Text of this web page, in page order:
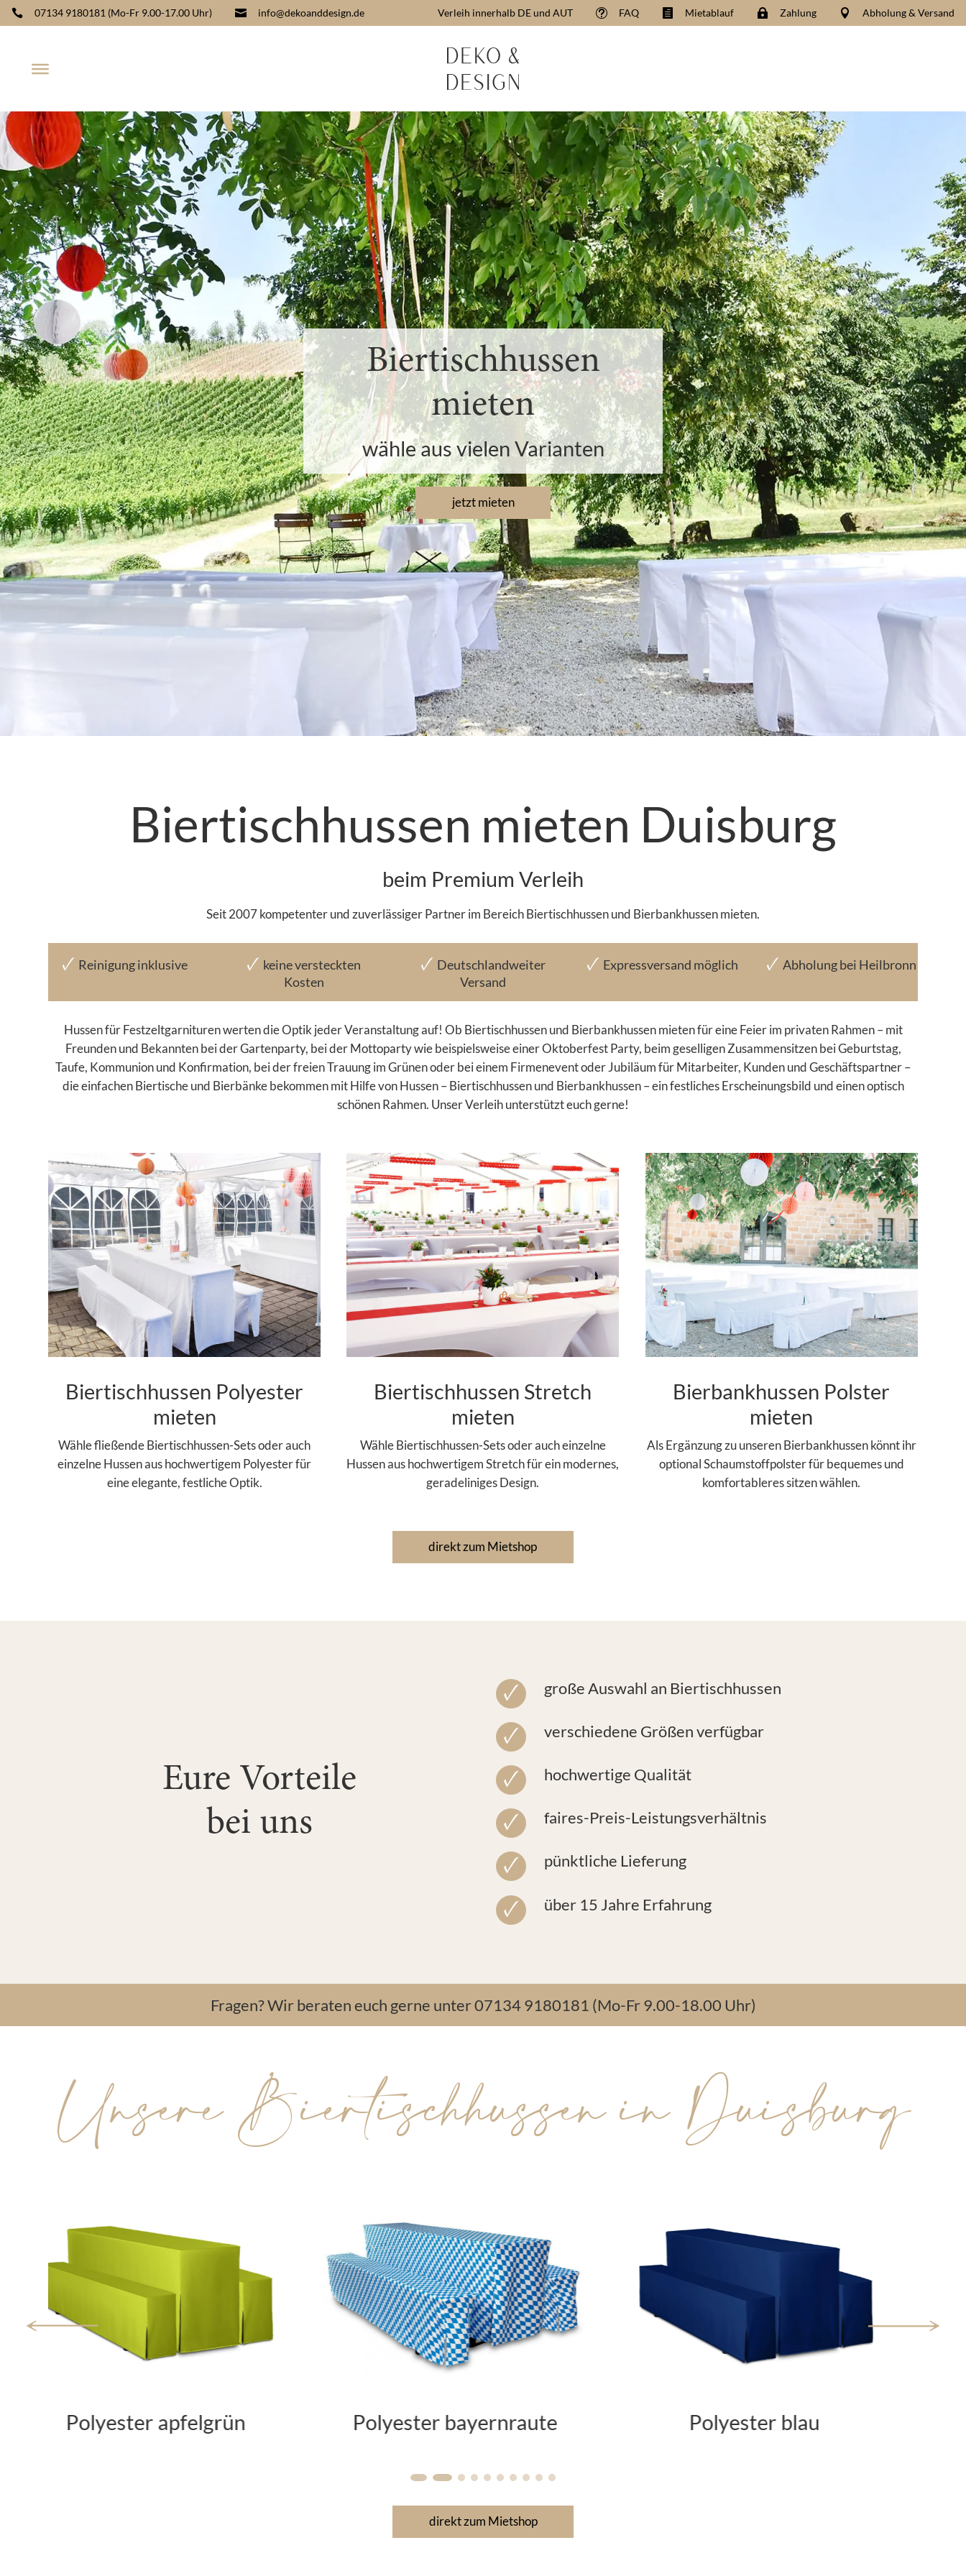
 07134 9180181 (Mo-Fr 9.00-17.00 Uhr)  info@dekoanddesign.de Verleih innerhalb DE und AUT t FAQ  Mietablauf  Zahlung  Abholung & Versand
Biertischhussen
mieten
wähle aus vielen Varianten
jetzt mieten
Biertischhussen mieten Duisburg
beim Premium Verleih
Seit 2007 kompetenter und zuverlässiger Partner im Bereich Biertischhussen und Bierbankhussen mieten.
Reinigung inklusive
keine versteckten
Kosten
Deutschlandweiter
Versand
Expressversand möglich Abholung bei Heilbronn
Hussen für Festzeltgarnituren werten die Optik jeder Veranstaltung auf! Ob Biertischhussen und Bierbankhussen mieten für eine Feier im privaten Rahmen – mit
Freunden und Bekannten bei der Gartenparty, bei der Mottoparty wie beispielsweise einer Oktoberfest Party, beim geselligen Zusammensitzen bei Geburtstag,
Taufe, Kommunion und Konfirmation, bei der freien Trauung im Grünen oder bei einem Firmenevent oder Jubiläum für Mitarbeiter, Kunden und Geschäftspartner –
die einfachen Biertische und Bierbänke bekommen mit Hilfe von Hussen – Biertischhussen und Bierbankhussen – ein festliches Erscheinungsbild und einen optisch
schönen Rahmen. Unser Verleih unterstützt euch gerne!
Biertischhussen Polyester
mieten
Wähle fließende Biertischhussen-Sets oder auch
einzelne Hussen aus hochwertigem Polyester für
eine elegante, festliche Optik.
Biertischhussen Stretch
mieten
Wähle Biertischhussen-Sets oder auch einzelne
Hussen aus hochwertigem Stretch für ein modernes,
geradeliniges Design.
Bierbankhussen Polster
mieten
Als Ergänzung zu unseren Bierbankhussen könnt ihr
optional Schaumstoffpolster für bequemes und
komfortableres sitzen wählen.
direkt zum Mietshop
Eure Vorteile
bei uns
große Auswahl an Biertischhussen
verschiedene Größen verfügbar
hochwertige Qualität
faires-Preis-Leistungsverhältnis
pünktliche Lieferung
über 15 Jahre Erfahrung
Fragen? Wir beraten euch gerne unter 07134 9180181 (Mo-Fr 9.00-18.00 Uhr)
Unsere Biertischhussen in Duisburg
Polyester bayernraute Polyester blau Polyester rot
direkt zum Mietshop